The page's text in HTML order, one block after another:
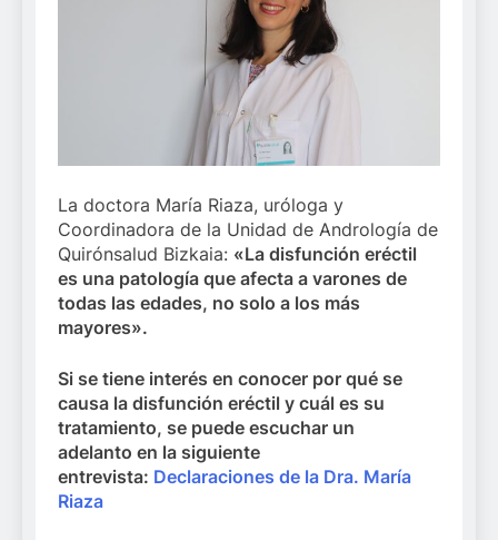
La doctora María Riaza, uróloga y
Coordinadora de la Unidad de Andrología de
Quirónsalud Bizkaia: «La disfunción eréctil
es una patología que afecta a varones de
todas las edades, no solo a los más
mayores».
Si se tiene interés en conocer por qué se
causa la disfunción eréctil y cuál es su
tratamiento, se puede escuchar un
adelanto en la siguiente
entrevista: Declaraciones de la Dra. María
Riaza